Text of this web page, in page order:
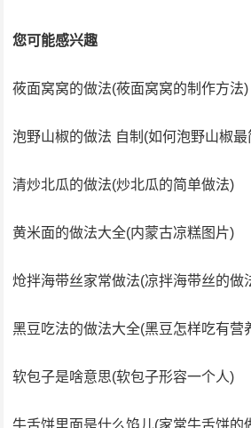
您可能感兴趣
莜面窝窝的做法(莜面窝窝的制作方法)
泡野山椒的做法 自制(如何泡野山椒
清炒北瓜的做法(炒北瓜的简单做法)
黄米面的做法大全(内蒙古凉糕图片)
炝拌海带丝家常做法(凉拌海带丝的做
黑豆吃法的做法大全(黑豆怎样吃有营
软包子是啥意思(软包子形容一个人)
牛舌饼里面是什么馅儿(家常牛舌饼的